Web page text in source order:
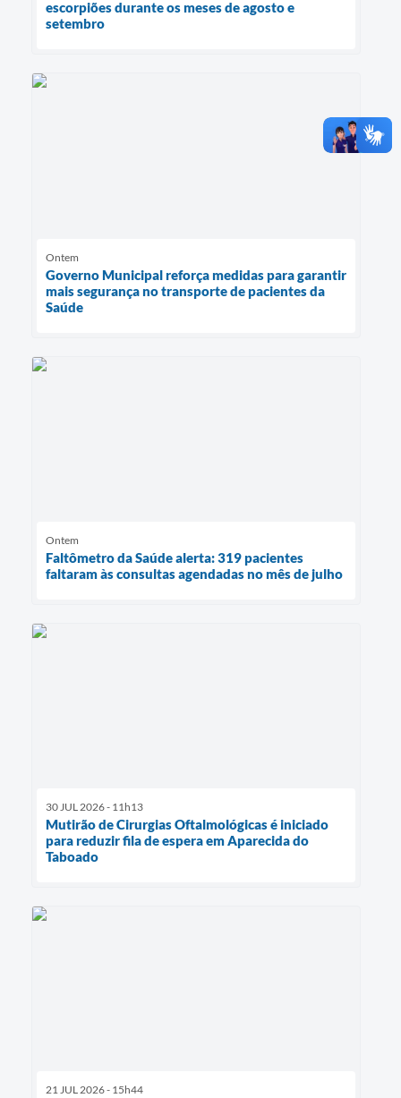
escorpiões durante os meses de agosto e
setembro
Ontem
Governo Municipal reforça medidas para garantir
mais segurança no transporte de pacientes da
Saúde
Ontem
Faltômetro da Saúde alerta: 319 pacientes
faltaram às consultas agendadas no mês de julho
30 JUL 2026 - 11h13
Mutirão de Cirurgias Oftalmológicas é iniciado
para reduzir fila de espera em Aparecida do
Taboado
21 JUL 2026 - 15h44